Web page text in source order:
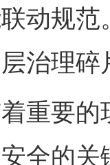
动规范
治理
要的
全的